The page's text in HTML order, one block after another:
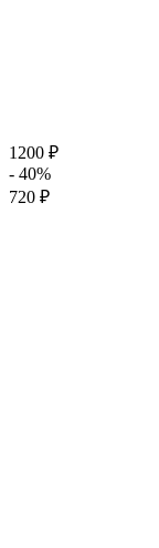
1200 ₽
- 40%
720 ₽